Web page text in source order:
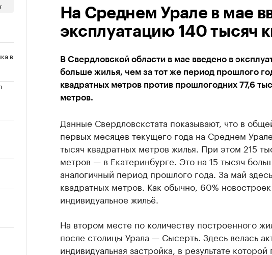
в
На Среднем Урале в мае
эксплуатацию 140 тысяч
В Свердловской области в мае введено в
больше жилья, чем за тот же период прошлого
квадратных метров против прошлогодних 77,6
метров.
Данные Свердловскстата показывают, что в
первых месяцев текущего года на Среднем
тысяч квадратных метров жилья. При этом 215
метров — в Екатеринбурге. Это на 15 тысяч
аналогичный период прошлого года. За май
квадратных метров. Как обычно, 60%
индивидуальное жильё.
На втором месте по количеству построенного
после столицы Урала — Сысерть. Здесь велась
индивидуальная застройка, в результате